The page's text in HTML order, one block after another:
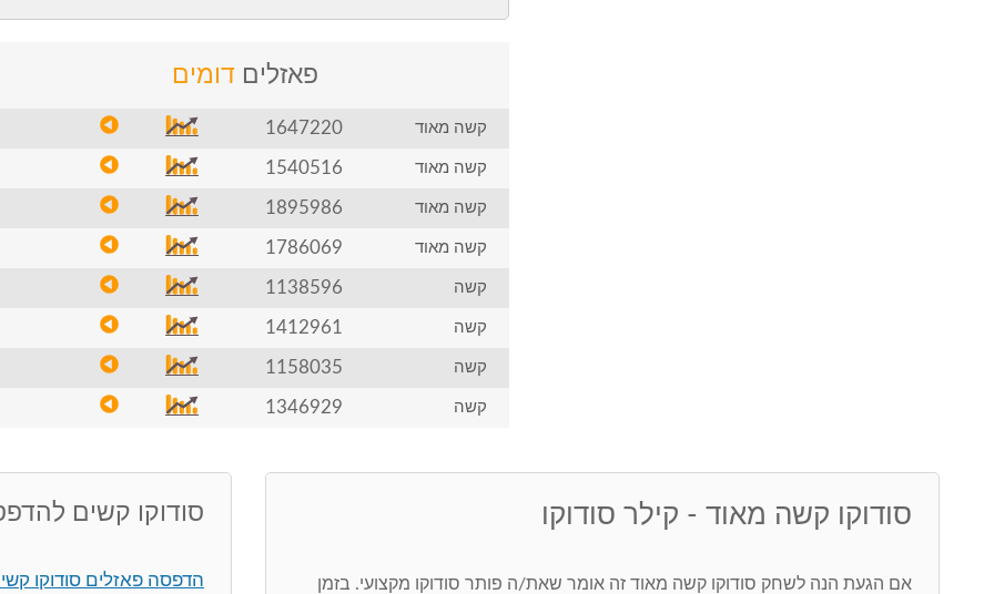
פאזלים דומים
קשה מאוד 1647220
קשה מאוד 1540516
קשה מאוד 1895986
קשה מאוד 1786069
קשה 1138596
קשה 1412961
קשה 1158035
קשה 1346929
סודוקו קשה מאוד - קילר סודוקו
אם הגעת הנה לשחק סודוקו קשה מאוד זה אומר שאת/ה פותר סודוקו מקצועי. בזמן
סודוקו קשים
הדפסה פאזלים סודוקו